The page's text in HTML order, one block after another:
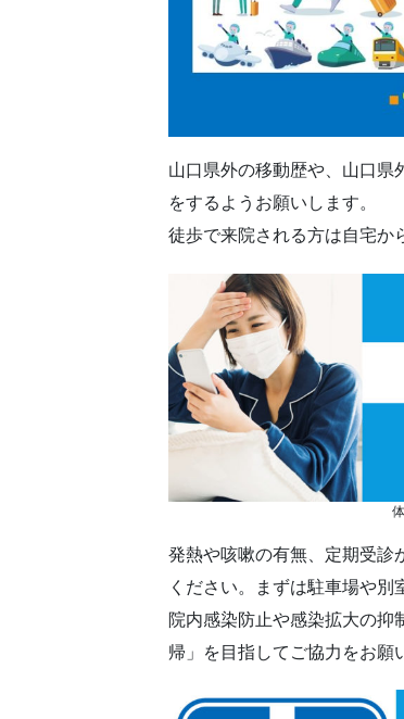
山口県外の移動歴や、山口県
をするようお願いします。
徒歩で来院される方は自宅か
発熱や咳嗽の有無、定期受診
ください。まずは駐車場や別
院内感染防止や感染拡大の抑
帰」を目指してご協力をお願